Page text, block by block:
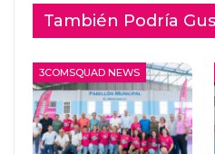
También Podría
3COMSQUAD NEWS